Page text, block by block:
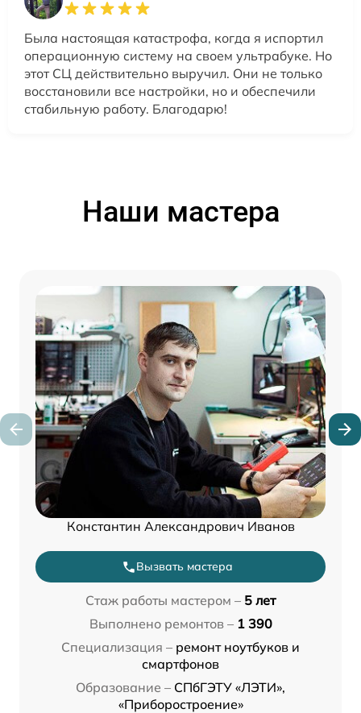
Была настоящая катастрофа, когда я испортил
операционную систему на своем ультрабуке. Но
этот СЦ действительно выручил. Они не только
восстановили все настройки, но и обеспечили
стабильную работу. Благодарю!
Наши мастера
Константин Александрович Иванов
Вызвать мастера
Стаж работы мастером – 5 лет
Выполнено ремонтов – 1 390
Специализация – ремонт ноутбуков и
смартфонов
Образование – СПбГЭТУ «ЛЭТИ»,
«Приборостроение»